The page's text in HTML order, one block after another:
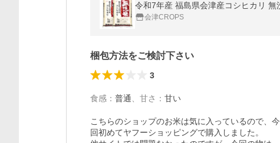
令和7年産 福島県会津産コシヒカリ
会津CROPS
梱包方法をご検討下さい
3
食感 ： 普通 甘さ ： 甘い
こちらのショップのお米は気に入っているので、
回初めてヤフーショッピングで購入しました。